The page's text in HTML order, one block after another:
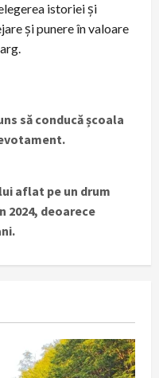
istoriei și
și punere în valoare
să conducă școala
aflat pe un drum
2024, deoarece